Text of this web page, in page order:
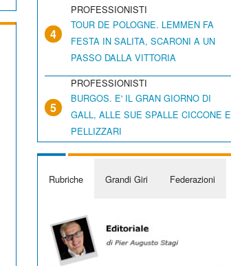
4
PROFESSIONISTI
TOUR DE POLOGNE. LEMMEN FA
FESTA IN SALITA, SCARONI A UN
PASSO DALLA VITTORIA
5
PROFESSIONISTI
BURGOS. E' IL GRAN GIORNO DI
GALL, ALLE SUE SPALLE CICCONE E
PELLIZZARI
Rubriche Grandi Giri Federazioni